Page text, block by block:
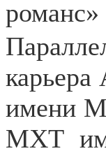
имени
МХТ